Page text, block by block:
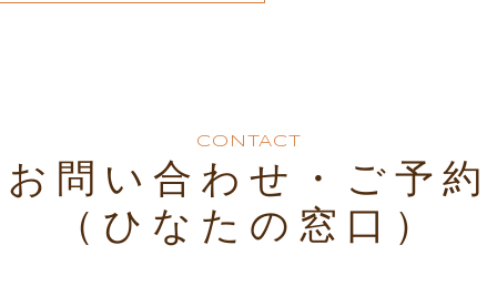
CONTACT
お問い合わせ・ご予約
（ひなたの窓口）